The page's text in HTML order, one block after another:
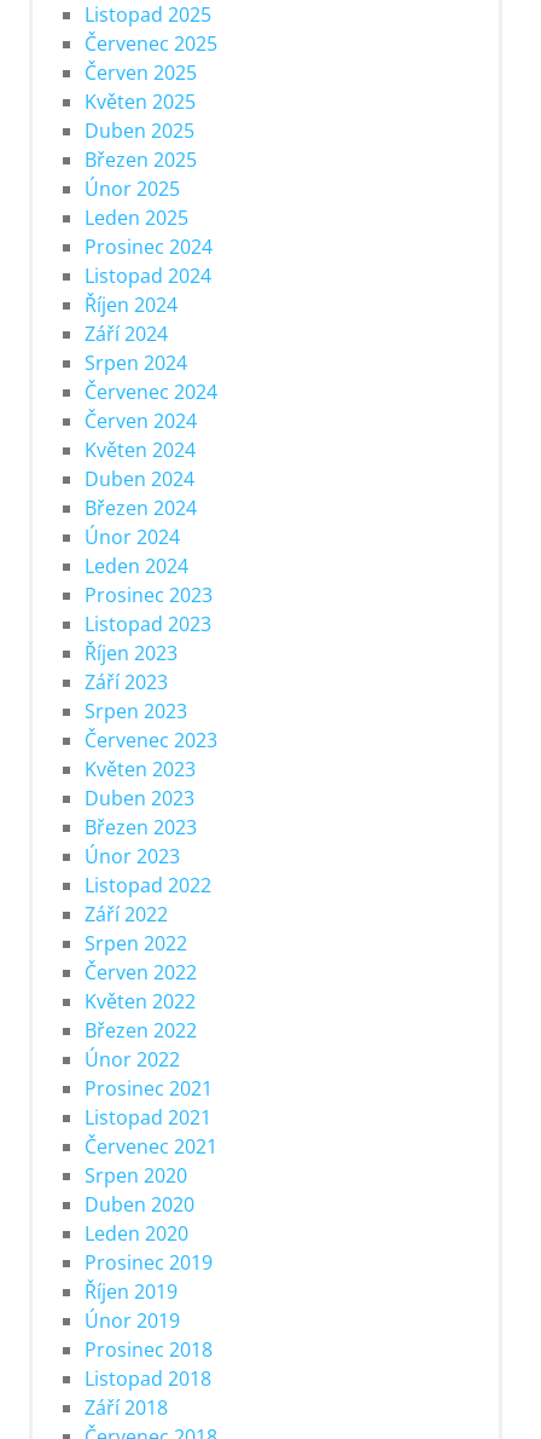
Listopad 2025
Červenec 2025
Červen 2025
Květen 2025
Duben 2025
Březen 2025
Únor 2025
Leden 2025
Prosinec 2024
Listopad 2024
Říjen 2024
Září 2024
Srpen 2024
Červenec 2024
Červen 2024
Květen 2024
Duben 2024
Březen 2024
Únor 2024
Leden 2024
Prosinec 2023
Listopad 2023
Říjen 2023
Září 2023
Srpen 2023
Červenec 2023
Květen 2023
Duben 2023
Březen 2023
Únor 2023
Listopad 2022
Září 2022
Srpen 2022
Červen 2022
Květen 2022
Březen 2022
Únor 2022
Prosinec 2021
Listopad 2021
Červenec 2021
Srpen 2020
Duben 2020
Leden 2020
Prosinec 2019
Říjen 2019
Únor 2019
Prosinec 2018
Listopad 2018
Září 2018